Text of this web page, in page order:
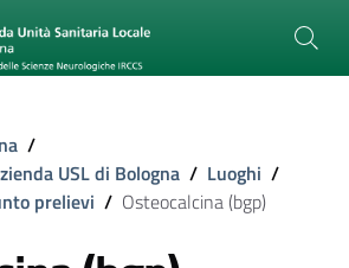
/
USL di Bologna / Luoghi /
prelievi / Osteocalcina (bgp)